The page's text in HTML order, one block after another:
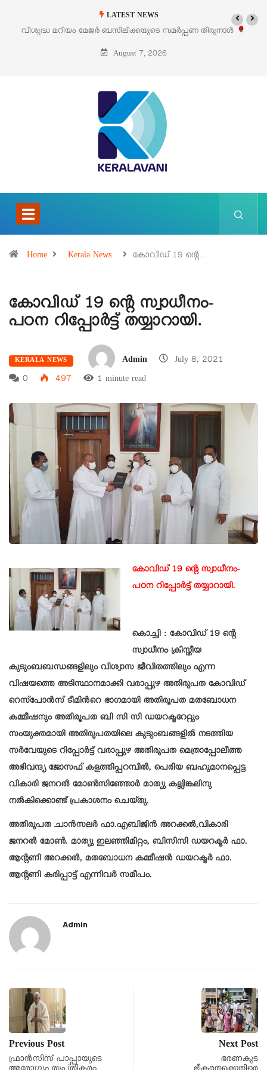
LATEST NEWS
വിശുദ്ധ മറിയം മേജർ ബസിലിക്കയുടെ സമർപ്പണ തിരുനാൾ
ഓഗസ്റ്റ് 5 –
August 7, 2026
Home Kerala News കോവിഡ് 19 ന്റെ…
കോവിഡ് 19 ന്റെ സ്വാധീനം-
പഠന റിപ്പോർട്ട്‌ തയ്യാറായി.
KERALA NEWS Admin
July 8, 2021
0
497 1 minute read
കോവിഡ് 19 ന്റെ സ്വാധീനം-
പഠന റിപ്പോർട്ട്‌ തയ്യാറായി.
കൊച്ചി : കോവിഡ് 19 ന്റെ
സ്വാധീനം ക്രിസ്തീയ
കുടുംബബന്ധങ്ങളിലും വിശ്വാസ ജീവിതത്തിലും എന്ന
വിഷയത്തെ അടിസ്ഥാനമാക്കി വരാപ്പുഴ അതിരൂപത കോവിഡ്
റെസ്പോൻസ് ടീമിൻറെ ഭാഗമായി അതിരൂപത മതബോധന
കമ്മീഷനും അതിരൂപത ബി സി സി ഡയറക്ടറേറ്റും
സംയുക്തമായി അതിരൂപതയിലെ കുടുംബങ്ങളിൽ നടത്തിയ
സർവേയുടെ റിപ്പോർട്ട് വരാപ്പുഴ അതിരൂപത മെത്രാപ്പോലീത്ത
അഭിവന്ദ്യ ജോസഫ് കളത്തിപ്പറമ്പിൽ, പെരിയ ബഹുമാനപ്പെട്ട
വികാരി ജനറൽ മോൺസിഞ്ഞോർ മാത്യു കല്ലിങ്കലിനു
നൽകിക്കൊണ്ട് പ്രകാശനം ചെയ്തു.
അതിരൂപത ചാൻസലർ ഫാ.എബിജിൻ അറക്കൽ,വികാരി
ജനറൽ മോൺ. മാത്യു ഇലഞ്ഞിമിറ്റം, ബിസിസി ഡയറക്ടർ ഫാ.
ആന്റണി അറക്കൽ, മതബോധന കമ്മീഷൻ ഡയറക്ടർ ഫാ.
ആന്റണി കരിപ്പാട്ട് എന്നിവർ സമീപം.
Admin
Previous Post
ഫ്രാൻസിസ് പാപ്പായുടെ
Next Post
ഭരണകൂട